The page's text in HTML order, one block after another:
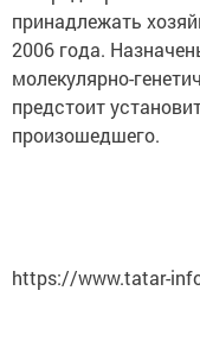
принадлежать
2006 года.
молекулярно-
предстоит
произошедшего.
https://www.tatar-